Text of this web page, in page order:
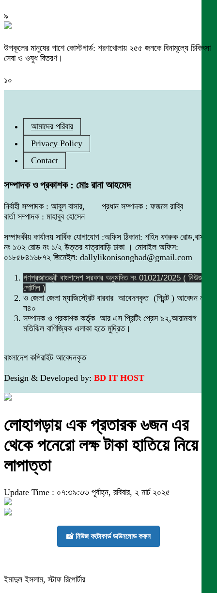
৯
উপকূলের মানুষের পাশে কোস্টগার্ড: শরণখোলায় ২৫৫ জনকে বিনামূল্যে চিকিৎসা
সেবা ও ওষুধ বিতরণ।
১০
আমাদের পরিবার
Privacy Policy
Contact
সম্পাদক ও প্রকাশক : মোঃ রানা আহমেদ
নির্বাহী সম্পাদক : আবুল বাসার, প্রধান সম্পাদক : ফজলে রাব্বি
বার্তা সম্পাদক : মাহাবুব হোসেন
সম্পাদকীয় কার্যালয় সার্বিক যোগাযোগ :অফিস ঠিকানা: শহিদ ফারুক রোড,বাসা
নং ১৩২ রোড নং ১/২ উত্তর যাত্রাবাড়ি ঢাকা । মোবাইল অফিস:
০১৮৫৮৪১৬৮৭২ জিমেইল: dallylikonisongbad@gmail.com
গণপ্রজাতন্ত্রী বাংলাদেশ সরকার অনুমদিত নং 01021/2025 ( নিউজ
পোর্টাল )
ও জেলা জেলা ম্যাজিস্ট্রেট বারবার আবেদনকৃত (প্রিন্ট ) আবেদন নং
ন৪০
সম্পাদক ও প্রকাশক কর্তৃক আর এস প্রিন্টিং প্রেস ৯২,আরামবাগ
মতিঝিল বাণিজ্যিক এলাকা হতে মুদ্রিত।
বাংলাদেশ কপিরাইট আবেদনকৃত
Design & Developed by: BD IT HOST
লোহাগড়ায় এক প্রতারক ৬জন এর
থেকে পনেরো লক্ষ টাকা হাতিয়ে নিয়ে
লাপাত্তা
Update Time : ০৭:৩৯:৩৩ পূর্বাহ্ন, রবিবার, ২ মার্চ ২০২৫
📸 নিউজ ফটোকার্ড ডাউনলোড করুন
ইমাদুল ইসলাম, স্টাফ রিপোর্টার